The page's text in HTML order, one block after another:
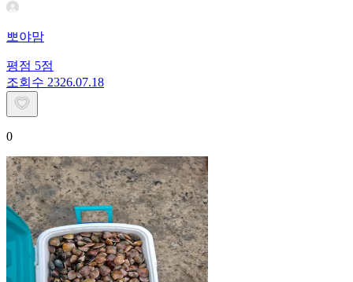
뽀야맘
평점 5점
조회수 2326.07.18
0